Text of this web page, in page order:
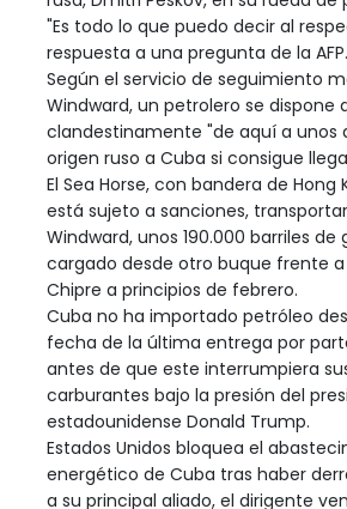
"Es todo lo que puedo decir al
respuesta a una pregunta de la AFP.
Según el servicio de seguimiento
Windward, un petrolero se dispone
clandestinamente "de aquí a unos
origen ruso a Cuba si consigue
El Sea Horse, con bandera de Hong
está sujeto a sanciones,
Windward, unos 190.000 barriles de
cargado desde otro buque frente
Chipre a principios de febrero.
Cuba no ha importado petróleo
fecha de la última entrega por
antes de que este interrumpiera
carburantes bajo la presión del
estadounidense Donald Trump.
Estados Unidos bloquea el
energético de Cuba tras haber
a su principal aliado, el dirigente